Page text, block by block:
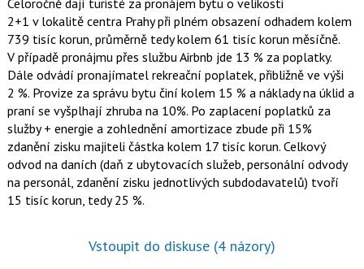
2+1 v lokalitě centra Prahy při plném obsazení odhadem kolem
739 tisíc korun, průměrně tedy kolem 61 tisíc korun měsíčně.
V případě pronájmu přes službu Airbnb jde 13 % za poplatky.
Dále odvádí pronajímatel rekreační poplatek, přibližně ve výši
2 %. Provize za správu bytu činí kolem 15 % a náklady na úklid a
praní se vyšplhají zhruba na 10%. Po zaplacení poplatků za
služby + energie a zohlednění amortizace zbude při 15%
zdanění zisku majiteli částka kolem 17 tisíc korun. Celkový
odvod na daních (daň z ubytovacích služeb, personální odvody
na personál, zdanění zisku jednotlivých subdodavatelů) tvoří
15 tisíc korun, tedy 25 %.
Vstoupit do diskuse (4 názory)